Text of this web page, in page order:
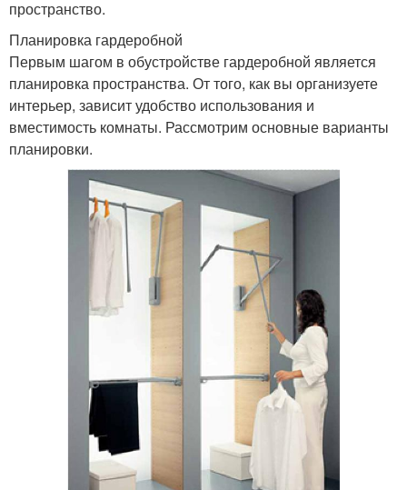
пространство.
Планировка гардеробной
Первым шагом в обустройстве гардеробной является
планировка пространства. От того, как вы организуете
интерьер, зависит удобство использования и
вместимость комнаты. Рассмотрим основные варианты
планировки.